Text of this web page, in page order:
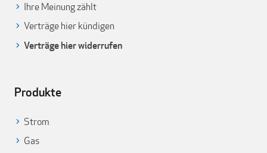
Ihre Meinung zählt
Verträge hier kündigen
Verträge hier widerrufen
Produkte
Strom
Gas